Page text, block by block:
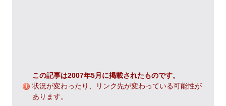
この記事は2007年5月に掲載されたものです。
状況が変わったり、リンク先が変わっている可能性が
あります。